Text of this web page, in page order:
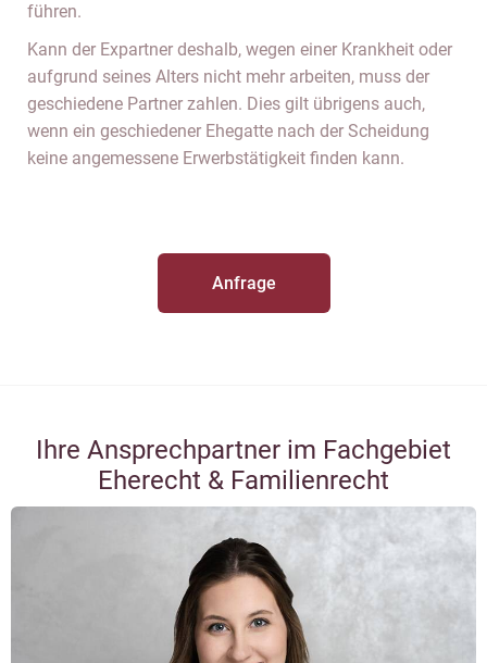
führen.
Kann der Expartner deshalb, wegen einer Krankheit oder
aufgrund seines Alters nicht mehr arbeiten, muss der
geschiedene Partner zahlen. Dies gilt übrigens auch,
wenn ein geschiedener Ehegatte nach der Scheidung
keine angemessene Erwerbstätigkeit finden kann.
Anfrage
Ihre Ansprechpartner im Fachgebiet
Eherecht & Familienrecht